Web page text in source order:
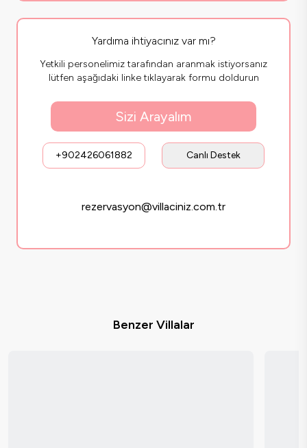
Yardıma ihtiyacınız var mı?
Yetkili personelimiz tarafından aranmak istiyorsanız
lütfen aşağıdaki linke tıklayarak formu doldurun
Sizi Arayalım
+902426061882 Canlı Destek
rezervasyon@villaciniz.com.tr
Benzer Villalar